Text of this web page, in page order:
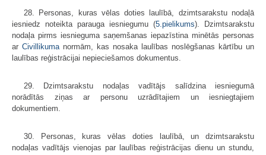
28. Personas, kuras vēlas doties laulībā, dzimtsarakstu nodaļā
iesniedz noteikta parauga iesniegumu (5.pielikums). Dzimtsarakstu
nodaļa pirms iesnieguma saņemšanas iepazīstina minētās personas
ar Civillikumanormām, kas nosaka laulības noslēgšanas kārtību un
laulības reģistrācijai nepieciešamos dokumentus.
29. Dzimtsarakstu nodaļas vadītājs salīdzina iesniegumā
norādītās ziņas ar personu uzrādītajiem un iesniegtajiem
dokumentiem.
30. Personas, kuras vēlas doties laulībā, un dzimtsarakstu
nodaļas vadītājs vienojas par laulības reģistrācijas dienu un stundu,